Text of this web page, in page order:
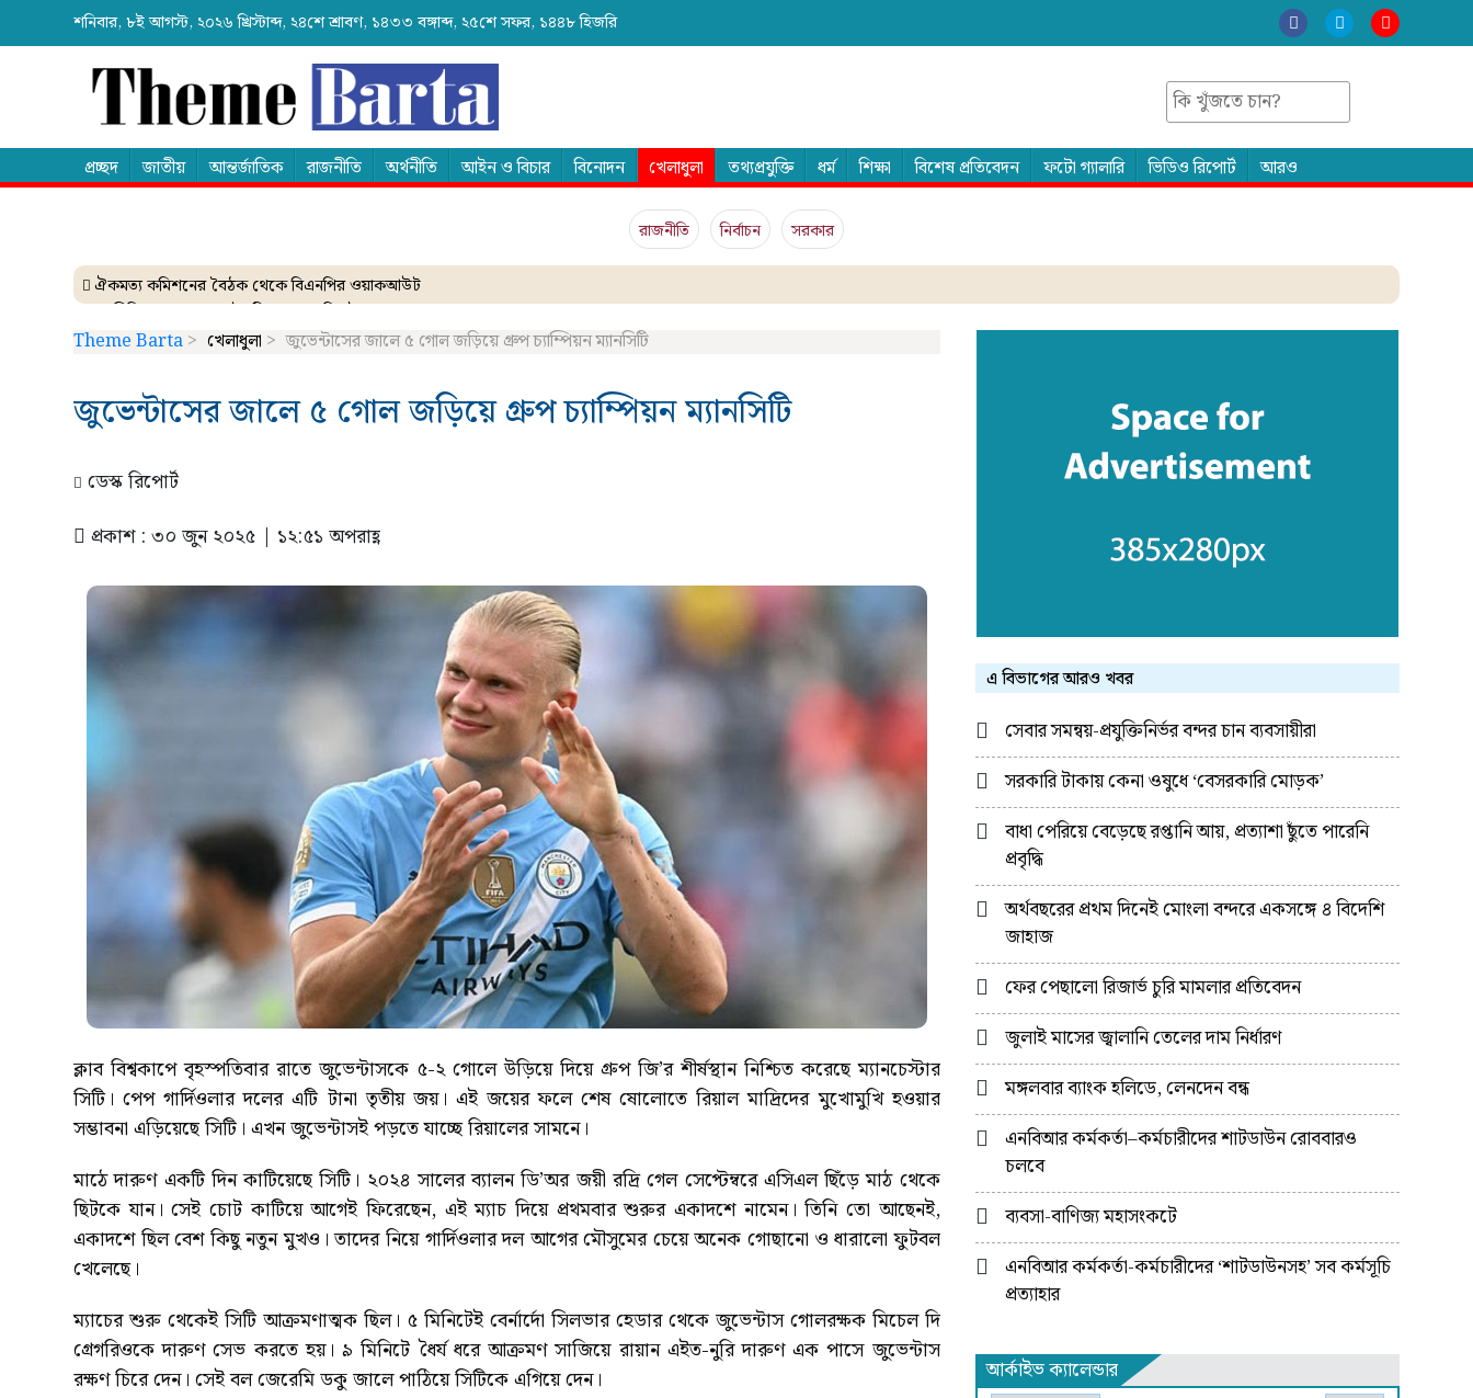
শনিবার, ৮ই আগস্ট, ২০২৬ খ্রিস্টাব্দ, ২৪শে শ্রাবণ, ১৪৩৩ বঙ্গাব্দ, ২৫শে সফর, ১৪৪৮ হিজরি
প্রচ্ছদ জাতীয় আন্তর্জাতিক রাজনীতি অর্থনীতি আইন ও বিচার বিনোদন খেলাধুলা তথ্যপ্রযুক্তি ধর্ম শিক্ষা বিশেষ প্রতিবেদন ফটো গ্যালারি ভিডিও রিপোর্ট আরও
রাজনীতি নির্বাচন সরকার
ঐকমত্য কমিশনের বৈঠক থেকে বিএনপির ওয়াকআউট
এনসিপির সমাবেশে ছোটাছুটি, ড্রোনকে মিসাইল ভেবে গুজব
ব্যাংকে তাণ্ডব চালালো এক আওয়ামী লীগ নেতা!
নেত্রকোনায় গিয়ে বাবরের উপর ক্ষোভ ঝাড়লেন নাসির
Theme Barta > খেলাধুলা > জুভেন্টাসের জালে ৫ গোল জড়িয়ে গ্রুপ চ্যাম্পিয়ন ম্যানসিটি
জুভেন্টাসের জালে ৫ গোল জড়িয়ে গ্রুপ চ্যাম্পিয়ন ম্যানসিটি
ডেস্ক রিপোর্ট
প্রকাশ : ৩০ জুন ২০২৫ | ১২:৫১ অপরাহ্ণ
ক্লাব বিশ্বকাপে বৃহস্পতিবার রাতে জুভেন্টাসকে ৫-২ গোলে উড়িয়ে দিয়ে গ্রুপ জি’র শীর্ষস্থান নিশ্চিত করেছে ম্যানচেস্টার
সিটি। পেপ গার্দিওলার দলের এটি টানা তৃতীয় জয়। এই জয়ের ফলে শেষ ষোলোতে রিয়াল মাদ্রিদের মুখোমুখি হওয়ার
সম্ভাবনা এড়িয়েছে সিটি। এখন জুভেন্টাসই পড়তে যাচ্ছে রিয়ালের সামনে।
মাঠে দারুণ একটি দিন কাটিয়েছে সিটি। ২০২৪ সালের ব্যালন ডি’অর জয়ী রদ্রি গেল সেপ্টেম্বরে এসিএল ছিঁড়ে মাঠ থেকে
ছিটকে যান। সেই চোট কাটিয়ে আগেই ফিরেছেন, এই ম্যাচ দিয়ে প্রথমবার শুরুর একাদশে নামেন। তিনি তো আছেনই,
একাদশে ছিল বেশ কিছু নতুন মুখও। তাদের নিয়ে গার্দিওলার দল আগের মৌসুমের চেয়ে অনেক গোছানো ও ধারালো ফুটবল
খেলেছে।
ম্যাচের শুরু থেকেই সিটি আক্রমণাত্মক ছিল। ৫ মিনিটেই বের্নার্দো সিলভার হেডার থেকে জুভেন্টাস গোলরক্ষক মিচেল দি
গ্রেগরিওকে দারুণ সেভ করতে হয়। ৯ মিনিটে ধৈর্য ধরে আক্রমণ সাজিয়ে রায়ান এইত-নুরি দারুণ এক পাসে জুভেন্টাস
রক্ষণ চিরে দেন। সেই বল জেরেমি ডকু জালে পাঠিয়ে সিটিকে এগিয়ে দেন।
এ বিভাগের আরও খবর
সেবার সমন্বয়-প্রযুক্তিনির্ভর বন্দর চান ব্যবসায়ীরা
সরকারি টাকায় কেনা ওষুধে ‘বেসরকারি মোড়ক’
বাধা পেরিয়ে বেড়েছে রপ্তানি আয়, প্রত্যাশা ছুঁতে পারেনি
প্রবৃদ্ধি
অর্থবছরের প্রথম দিনেই মোংলা বন্দরে একসঙ্গে ৪ বিদেশি
জাহাজ
ফের পেছালো রিজার্ভ চুরি মামলার প্রতিবেদন
জুলাই মাসের জ্বালানি তেলের দাম নির্ধারণ
মঙ্গলবার ব্যাংক হলিডে, লেনদেন বন্ধ
এনবিআর কর্মকর্তা–কর্মচারীদের শাটডাউন রোববারও
চলবে
ব্যবসা-বাণিজ্য মহাসংকটে
এনবিআর কর্মকর্তা-কর্মচারীদের ‘শাটডাউনসহ’ সব কর্মসূচি
প্রত্যাহার
আর্কাইভ ক্যালেন্ডার